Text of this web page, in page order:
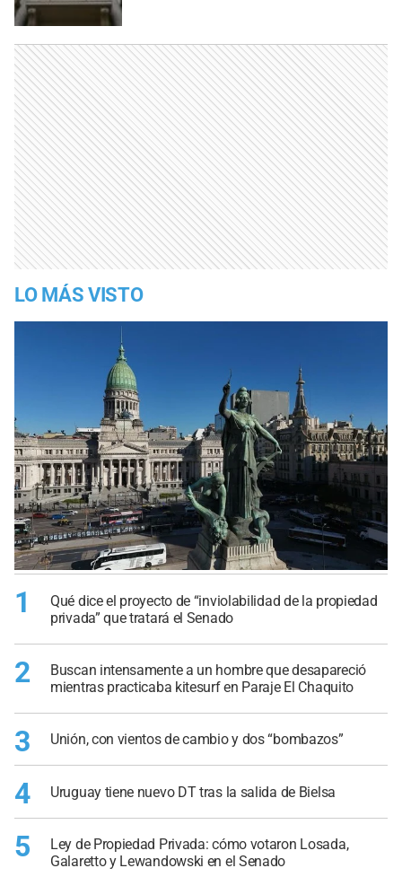
LO MÁS VISTO
1
Qué dice el proyecto de “inviolabilidad de la propiedad
privada” que tratará el Senado
2
Buscan intensamente a un hombre que desapareció
mientras practicaba kitesurf en Paraje El Chaquito
3 Unión, con vientos de cambio y dos “bombazos”
4 Uruguay tiene nuevo DT tras la salida de Bielsa
5
Ley de Propiedad Privada: cómo votaron Losada,
Galaretto y Lewandowski en el Senado